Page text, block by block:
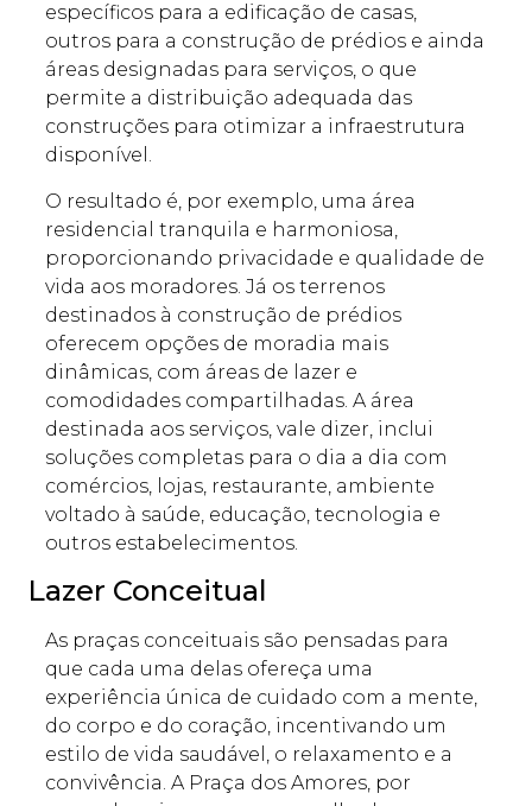
específicos para a edificação de casas,
outros para a construção de prédios e ainda
áreas designadas para serviços, o que
permite a distribuição adequada das
construções para otimizar a infraestrutura
disponível.
O resultado é, por exemplo, uma área
residencial tranquila e harmoniosa,
proporcionando privacidade e qualidade de
vida aos moradores. Já os terrenos
destinados à construção de prédios
oferecem opções de moradia mais
dinâmicas, com áreas de lazer e
comodidades compartilhadas. A área
destinada aos serviços, vale dizer, inclui
soluções completas para o dia a dia com
comércios, lojas, restaurante, ambiente
voltado à saúde, educação, tecnologia e
outros estabelecimentos.
Lazer Conceitual
As praças conceituais são pensadas para
que cada uma delas ofereça uma
experiência única de cuidado com a mente,
do corpo e do coração, incentivando um
estilo de vida saudável, o relaxamento e a
convivência. A Praça dos Amores, por